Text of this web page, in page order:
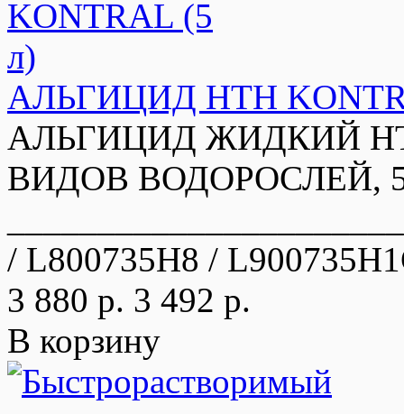
АЛЬГИЦИД HTH
АЛЬГИЦИД ЖИДКИЙ
ВИДОВ ВОДОРОСЛЕЙ, 5
/ L800735H8 /
3 880 р. 3 492 р.
В корзину